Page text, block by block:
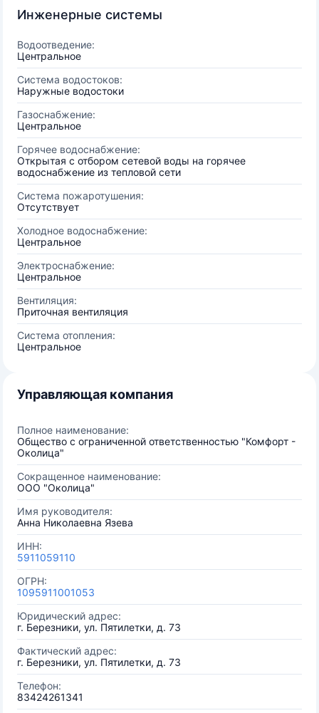
Инженерные системы
Водоотведение:
Центральное
Система водостоков:
Наружные водостоки
Газоснабжение:
Центральное
Горячее водоснабжение:
Открытая с отбором сетевой воды на горячее
водоснабжение из тепловой сети
Система пожаротушения:
Отсутствует
Холодное водоснабжение:
Центральное
Электроснабжение:
Центральное
Вентиляция:
Приточная вентиляция
Система отопления:
Центральное
Управляющая компания
Полное наименование:
Общество с ограниченной ответственностью "Комфорт -
Околица"
Сокращенное наименование:
ООО "Околица"
Имя руководителя:
Анна Николаевна Язева
ИНН:
5911059110
ОГРН:
1095911001053
Юридический адрес:
г. Березники, ул. Пятилетки, д. 73
Фактический адрес:
г. Березники, ул. Пятилетки, д. 73
Телефон:
83424261341